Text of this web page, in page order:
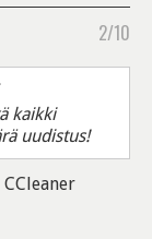
2/10
kaikki
uudistus!